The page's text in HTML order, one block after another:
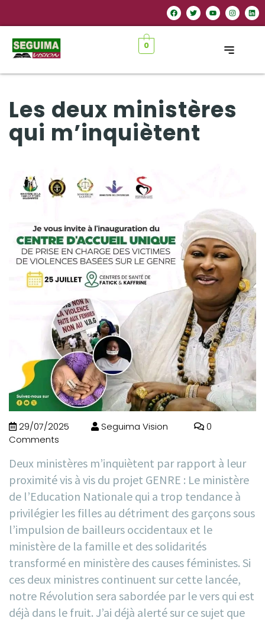
0
Les deux ministères
qui m’inquiètent
29/07/2025 Seguima Vision
0
Comments
Deux ministères m’inquiètent par rapport à leur
proximité vis à vis du projet GENRE : Le ministère
de l’Education Nationale qui a trop tendance à
privilégier les filles au détriment des garçons sous
l’impulsion de bailleurs occidentaux et le
ministère de la famille et des solidarités
transformé en ministère des causes féministes. Si
ces deux ministres continuent sur cette lancée,
notre Révolution sera sabordée par le vers qui est
déjà dans le fruit. J’ai déjà alerté sur ce sujet que